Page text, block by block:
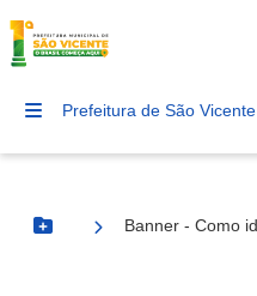
Prefeitura de São Vicente
Botão Menu
Banner - Como